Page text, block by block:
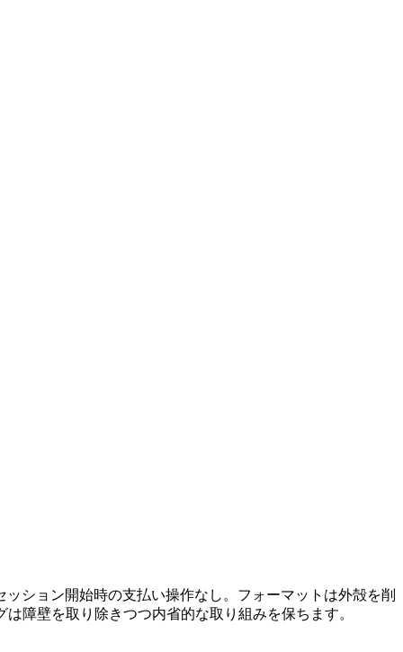
ション開始時の支払い操作なし。フォーマットは外殻を削
障壁を取り除きつつ内省的な取り組みを保ちます。